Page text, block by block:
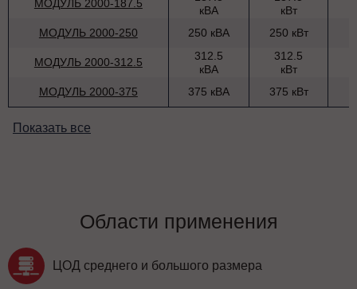
МОДУЛЬ 2000-187.5
кВА
кВт
МОДУЛЬ 2000-250
250 кВА 250 кВт
МОДУЛЬ 2000-312.5
312.5
кВА
312.5
кВт
МОДУЛЬ 2000-375
375 кВА 375 кВт
Показать все
Области применения
ЦОД среднего и большого размера